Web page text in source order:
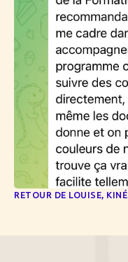
RETOUR DE LOUISE, KINÉ